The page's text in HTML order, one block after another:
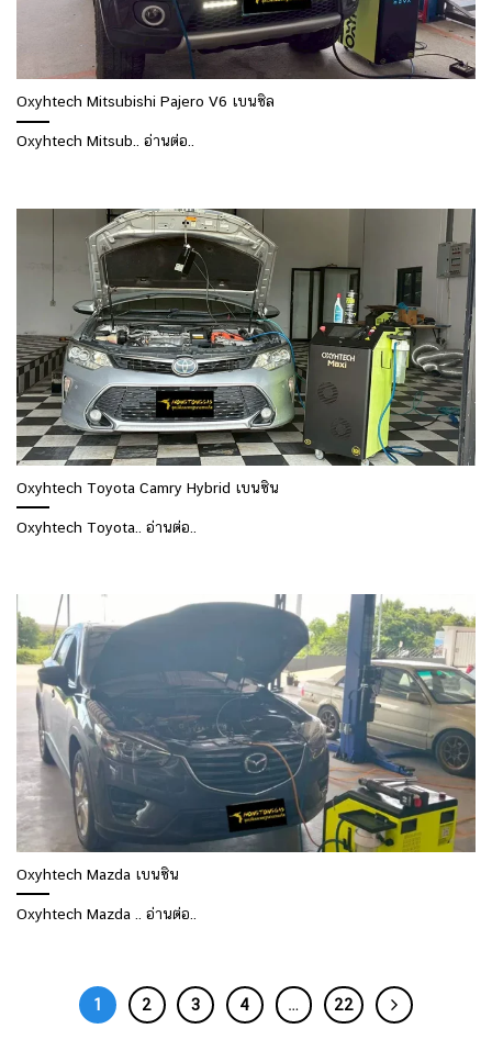
Oxyhtech Mitsubishi Pajero V6 เบนซิล
Oxyhtech Mitsub.. อ่านต่อ..
Oxyhtech Toyota Camry Hybrid เบนซิน
Oxyhtech Toyota.. อ่านต่อ..
Oxyhtech Mazda เบนซิน
Oxyhtech Mazda .. อ่านต่อ..
1 2 3 4 … 22